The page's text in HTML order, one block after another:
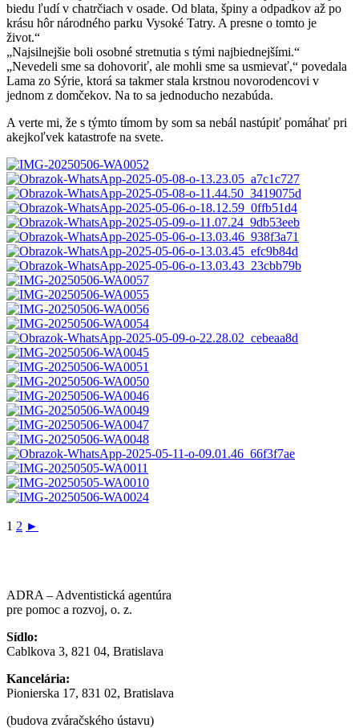
biedu ľudí v chatrčiach v osade. Od blata, špiny a odpadkov až po
krásu hôr národného parku Vysoké Tatry. A presne o tomto je
život.“
„Najsilnejšie boli osobné stretnutia s tými najbiednejšími.“
„Nevedeli sme sa dohovoriť, ale mohli sme sa usmievať,“ povedala
Lama zo Sýrie, ktorá sa takmer stala krstnou novorodencovi v
jednom z domčekov. Na to sa jednoducho nezabúda.
A verte mi, že s týmto tímom by som sa nebál nastúpiť pomáhať pri
akejkoľvek katastrofe na svete.
1 2 ►
ADRA – Adventistická agentúra
pre pomoc a rozvoj, o. z.
Sídlo:
Cablkova 3, 821 04, Bratislava
Kancelária:
Pionierska 17, 831 02, Bratislava
(budova zváračského ústavu)